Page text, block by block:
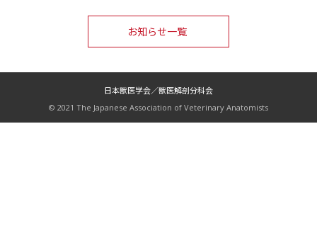
お知らせ一覧
日本獣医学会／獣医解剖分科会
© 2021 The Japanese Association of Veterinary Anatomists